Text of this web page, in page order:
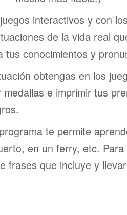
interactivos y con
de la vida real
tus conocimientos y
obtengas en los
e imprimir tus
te permite
en un ferry, etc.
frases que incluye y